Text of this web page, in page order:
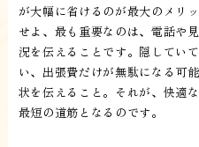
が大幅に省けるのが最大のメリ
せよ、最も重要なのは、電話や
況を伝えることです。隠してい
い、出張費だけが無駄になる可
状を伝えること。それが、快適
最短の道筋となるのです。